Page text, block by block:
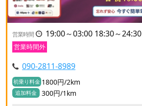
営業時間 19:00～03:00 18:30～24:30
営業時間外
090-2811-8989
初乗り料金 1800円/2km
追加料金 300円/1km